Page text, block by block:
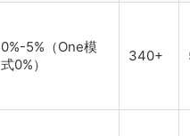
0%-5%（One模
式0%）
340+